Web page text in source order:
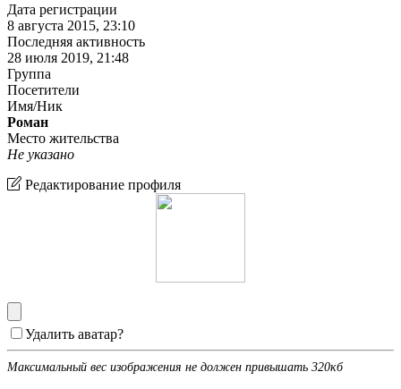
Дата регистрации
8 августа 2015, 23:10
Последняя активность
28 июля 2019, 21:48
Группа
Посетители
Имя/Ник
Роман
Место жительства
Не указано
Редактирование профиля
Удалить аватар?
Максимальный вес изображения не должен привышать 320кб